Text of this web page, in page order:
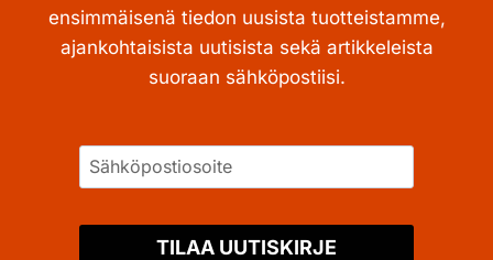
ensimmäisenä tiedon uusista tuotteistamme,
ajankohtaisista uutisista sekä artikkeleista
suoraan sähköpostiisi.
TILAA UUTISKIRJE